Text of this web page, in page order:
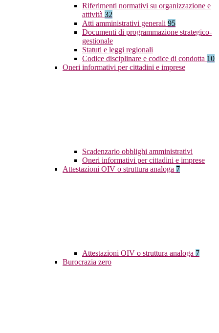
Riferimenti normativi su organizzazione e
attività 32
Atti amministrativi generali 95
Documenti di programmazione strategico-
gestionale
Statuti e leggi regionali
Codice disciplinare e codice di condotta 10
Oneri informativi per cittadini e imprese
Scadenzario obblighi amministrativi
Oneri informativi per cittadini e imprese
Attestazioni OIV o struttura analoga 7
Attestazioni OIV o struttura analoga 7
Burocrazia zero